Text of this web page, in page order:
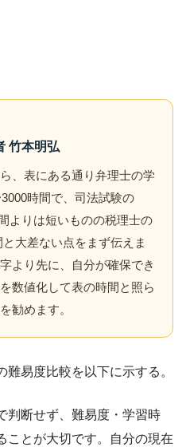
竹本明弘
、表にある通り弁理士の学
時間で、司法試験の
よりは短いものの税理士の
と大差ない点をまず伝えま
より先に、自分が確保でき
数値化して表の時間と照ら
勧めます。
易度比較を以下に示する。
判断せず、難易度・学習時
ことが大切です。自分の現在